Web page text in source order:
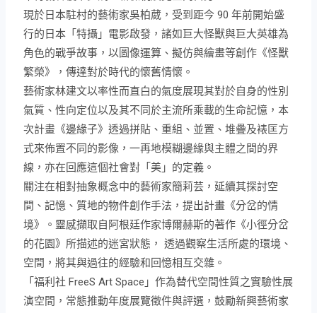
現於日本駐村的藝術家吳柏葳，受到距今 90 年前開始盛
行的日本「特攝」電影啟發，諸如巨大怪獸與巨大英雄為
角色的戰爭故事，以圖像運算、擬仿與繪畫等創作《怪獸
繁榮》，傳達對於時代的懷舊情懷。
藝術家林建文以率性而直白的氣度展現其對於自身的性別
氣質、性向定位以及其不同於主流所乘載的生命記憶，本
次計畫《邊緣子》透過拼貼、重組、並置、堆疊及裱匡方
式來佈置不同的影像，一再地模糊邊緣與主體之間的界
線，亦在回應這個社會對「美」的定義。
關注在相對抽象概念中的藝術家簡莉芸，延續其探討空
間、記憶、質地的物件創作手法，提出計畫《分岔的情
境》。靈感擷取自阿根廷作家博爾赫斯的著作《小徑分岔
的花園》所描述的迷宮狀態， 透過觀察生活所處的環境、
空間，將其與過往的經驗和回憶相互交雜。
「福利社 FreeS Art Space」作為替代空間性質之實驗性展
演空間，常態推動年度展覽徵件與評選，鼓勵新興藝術家